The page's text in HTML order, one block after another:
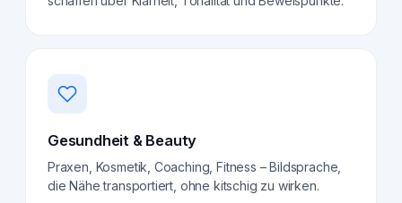
Gesundheit & Beauty
Praxen, Kosmetik, Coaching, Fitness – Bildsprache,
die Nähe transportiert, ohne kitschig zu wirken.